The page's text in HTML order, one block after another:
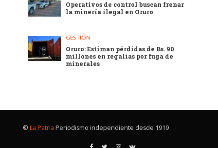
Operativos de control buscan frenar
la minería ilegal en Oruro
GESTIÓN
Oruro: Estiman pérdidas de Bs. 90
millones en regalías por fuga de
minerales
© La Patria Periodismo independiente desde 1919